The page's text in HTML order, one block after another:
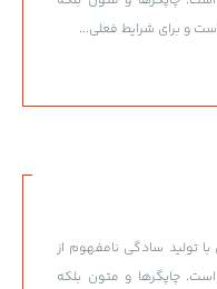
و برای شرایط فعلی...
تولید سادگی نامفهوم از
چاپگرها و متون بلکه